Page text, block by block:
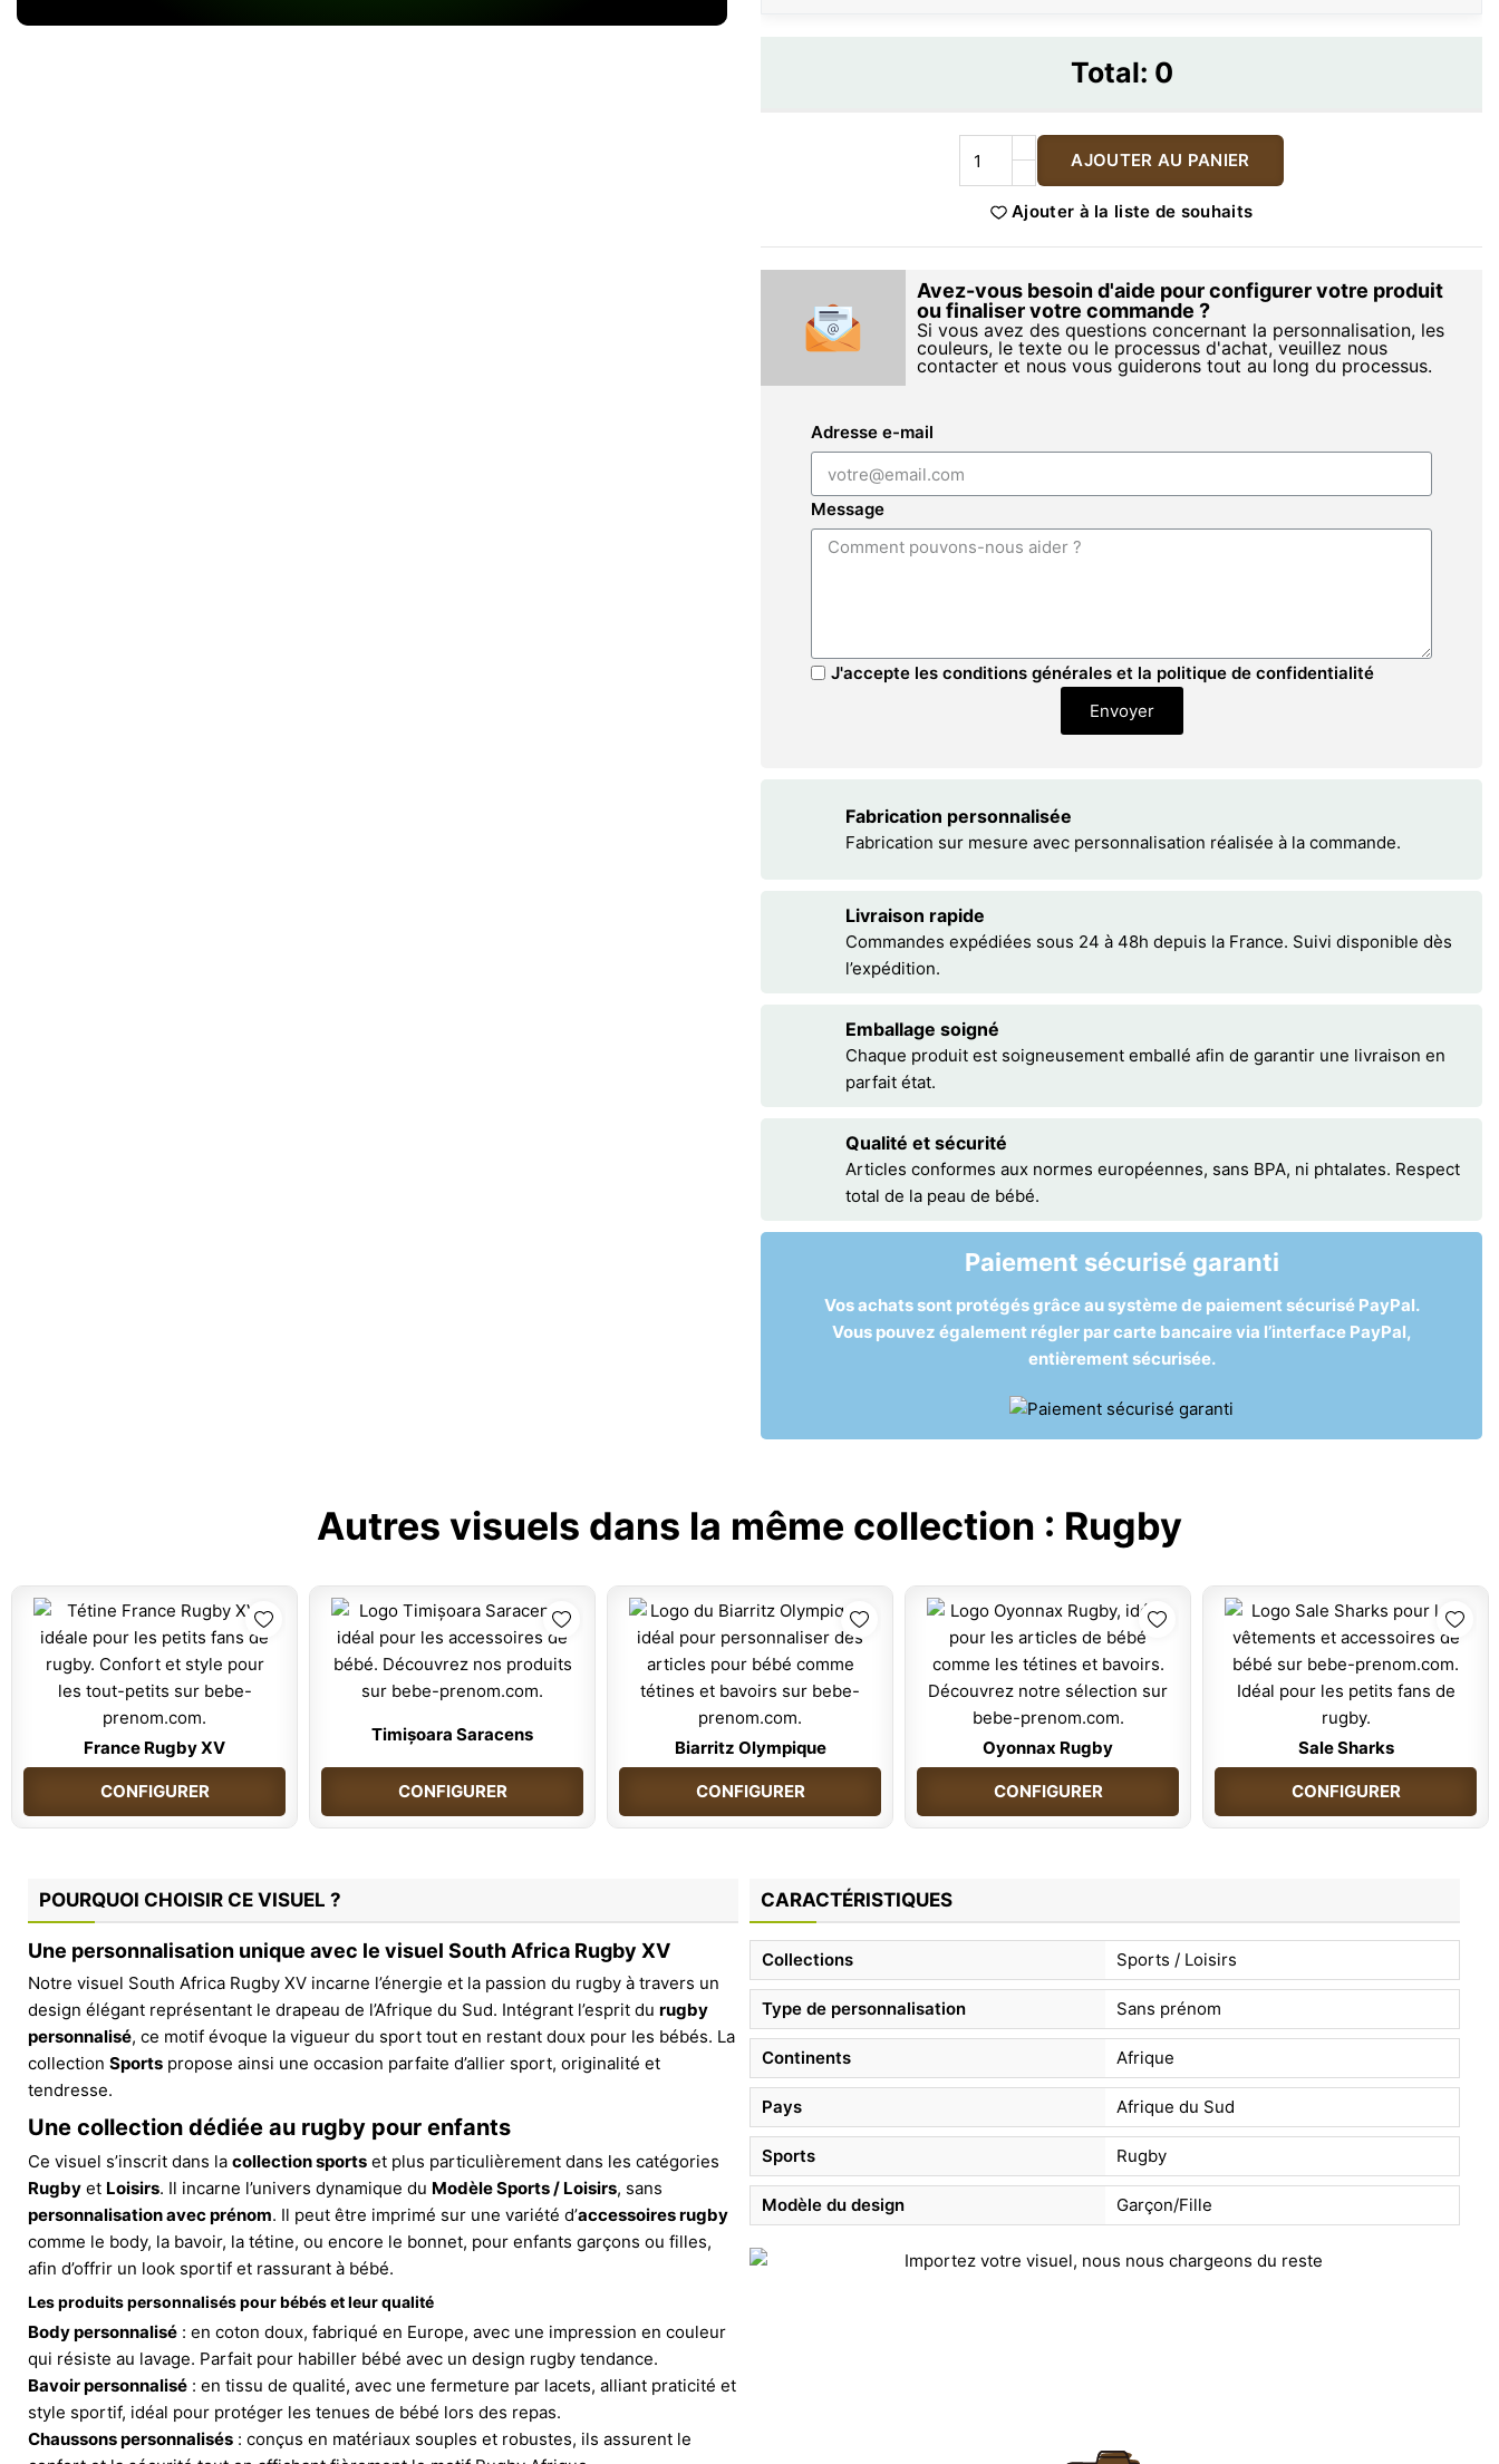
Total: 0
AJOUTER AU PANIER
Ajouter à la liste de souhaits
Avez-vous besoin d'aide pour configurer votre produit
ou finaliser votre commande ?
Si vous avez des questions concernant la personnalisation, les
couleurs, le texte ou le processus d'achat, veuillez nous
contacter et nous vous guiderons tout au long du processus.
Adresse e-mail
Message
J'accepte les conditions générales et la politique de confidentialité
Envoyer
Fabrication personnalisée
Fabrication sur mesure avec personnalisation réalisée à la commande.
Livraison rapide
Commandes expédiées sous 24 à 48h depuis la France. Suivi disponible dès
l’expédition.
Emballage soigné
Chaque produit est soigneusement emballé afin de garantir une livraison en
parfait état.
Qualité et sécurité
Articles conformes aux normes européennes, sans BPA, ni phtalates. Respect
total de la peau de bébé.
Paiement sécurisé garanti
Vos achats sont protégés grâce au système de paiement sécurisé PayPal.
Vous pouvez également régler par carte bancaire via l’interface PayPal,
entièrement sécurisée.
Autres visuels dans la même collection : Rugby
France Rugby XV
CONFIGURER
Timișoara Saracens
CONFIGURER
Biarritz Olympique
CONFIGURER
Oyonnax Rugby
CONFIGURER
Sale Sharks
CONFIGURER
POURQUOI CHOISIR CE VISUEL ?
Une personnalisation unique avec le visuel South Africa Rugby XV
Notre visuel South Africa Rugby XV incarne l’énergie et la passion du rugby à travers un
design élégant représentant le drapeau de l’Afrique du Sud. Intégrant l’esprit du rugby
personnalisé, ce motif évoque la vigueur du sport tout en restant doux pour les bébés. La
collection Sports propose ainsi une occasion parfaite d’allier sport, originalité et
tendresse.
Une collection dédiée au rugby pour enfants
Ce visuel s’inscrit dans la collection sports et plus particulièrement dans les catégories
Rugby et Loisirs. Il incarne l’univers dynamique du Modèle Sports / Loisirs, sans
personnalisation avec prénom. Il peut être imprimé sur une variété d’accessoires rugby
comme le body, la bavoir, la tétine, ou encore le bonnet, pour enfants garçons ou filles,
afin d’offrir un look sportif et rassurant à bébé.
Les produits personnalisés pour bébés et leur qualité
Body personnalisé : en coton doux, fabriqué en Europe, avec une impression en couleur
qui résiste au lavage. Parfait pour habiller bébé avec un design rugby tendance.
Bavoir personnalisé : en tissu de qualité, avec une fermeture par lacets, alliant praticité et
style sportif, idéal pour protéger les tenues de bébé lors des repas.
Chaussons personnalisés : conçus en matériaux souples et robustes, ils assurent le
CARACTÉRISTIQUES
Collections Sports / Loisirs
Type de personnalisation Sans prénom
Continents Afrique
Pays Afrique du Sud
Sports Rugby
Modèle du design Garçon/Fille